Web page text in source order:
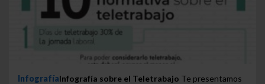
InfografíaInfografía sobre el Teletrabajo Te presentamos